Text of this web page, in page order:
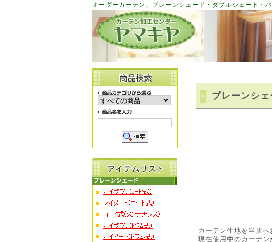
オーダーカーテン、プレーンシェード・ダブルシェード・
プレーンシェ
カーテン生地を当店へ
現在使用中のカーテン